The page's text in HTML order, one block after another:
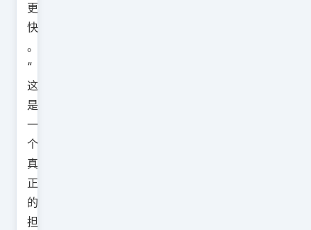
更
快
。
“
这
是
一
个
真
正
的
担